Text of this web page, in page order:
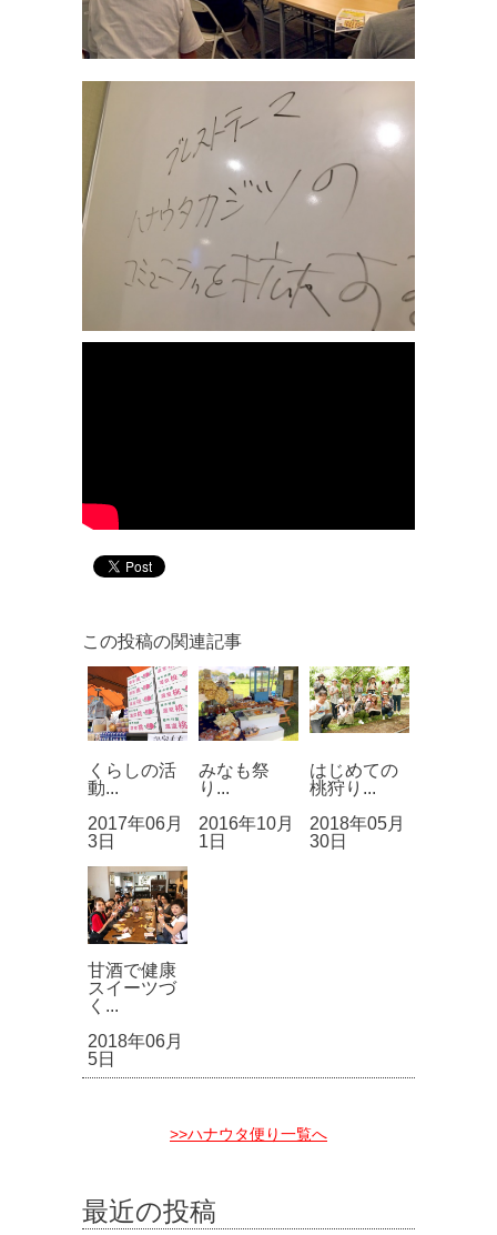
この投稿の関連記事
くらしの活
動...
2017年06月
3日
みなも祭
り...
2016年10月
1日
はじめての
桃狩り...
2018年05月
30日
甘酒で健康
スイーツづ
く...
2018年06月
5日
>>ハナウタ便り一覧へ
最近の投稿